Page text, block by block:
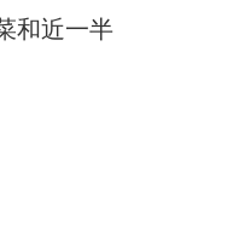
和近一半